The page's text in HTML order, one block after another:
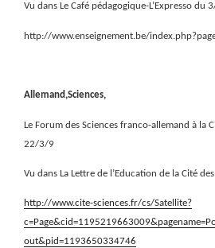
Vu dans Le Café pédagogique-L’Expresso du
http://www.enseignement.be/
Allemand,Sciences,
Le Forum des Sciences franco-allemand à la
22/3/9
Vu dans La Lettre de l’Education de la Cité
http://www.cite-sciences.fr/cs/Satellite?
out&pid=1193650334746